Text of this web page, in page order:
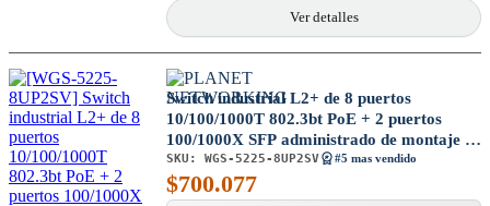
Ver detalles
Switch industrial L2+ de 8 puertos
10/100/1000T 802.3bt PoE + 2 puertos
100/1000X SFP administrado de montaje en
pared con pantalla táctil LCD
SKU: WGS-5225-8UP2SV #5 mas vendido
$700.077